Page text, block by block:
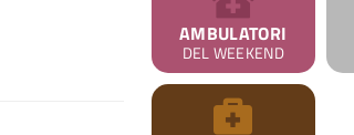
AMBULATORI
DEL WEEKEND